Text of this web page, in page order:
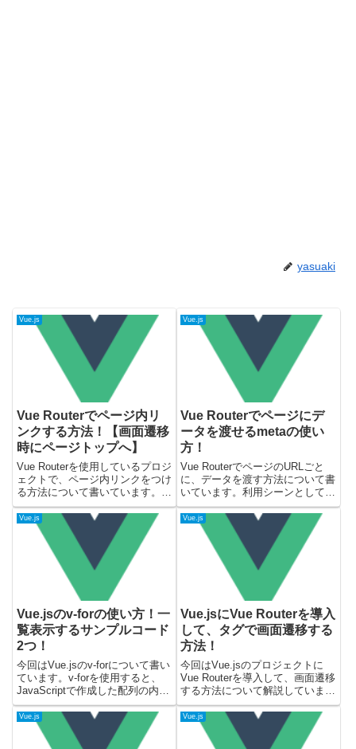
yasuaki
Vue.js
Vue Routerでページ内リ
ンクする方法！【画面遷移
時にページトップへ】
Vue Routerを使用しているプロジ
ェクトで、ページ内リンクをつけ
る方法について書いています。ペ
ージ内リンクが設定されていない
場合("#hoge"でIDが指定されてい
ない)は、ページのトップへスク
ロールする設定になります。サン
プルコード...
Vue.js
Vue Routerでページにデ
ータを渡せるmetaの使い
方！
Vue RouterでページのURLごと
に、データを渡す方法について書
いています。利用シーンとして
は、ページ毎にタイトルを設定し
たり、パンくずのデータを渡すと
きなどになるかと思います。載せ
ているサンプルコードについて
は、下記で確認しています...
Vue.js
Vue.jsのv-forの使い方！一
覧表示するサンプルコード
2つ！
今回はVue.jsのv-forについて書い
ています。v-forを使用すると、
JavaScriptで作成した配列の内容
から要素を繰り返して表示するこ
とができます。記事の内容として
は、最初にv-forの使い方について
説明して、その後にサンプルコ...
Vue.js
Vue.jsにVue Routerを導入
して、タグで画面遷移する
方法！
今回はVue.jsのプロジェクトに
Vue Routerを導入して、画面遷移
する方法について解説していま
す。まず、Vueのバージョン3に
対して、Vue Routerを導入する方
法を記載しています。その後に
Vue Routerを使用して、ルーテ...
Vue.js Vue.js